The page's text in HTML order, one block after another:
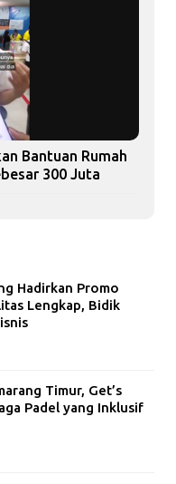
Bantuan Rumah
300 Juta
Hadirkan Promo
Lengkap, Bidik
Timur, Get’s
Padel yang Inklusif